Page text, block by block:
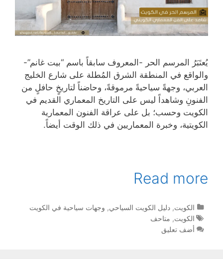
يُعتَبَرُ المرسم الحر -المعروف سابقاً باسم “بيت غانم”-
والواقع في المنطقة الشرق المُطلة على شارع الخليج
العربي، وجهةً سياحيةً مرموقةً، وحاضناً لتاريخٍ حافلٍ من
الفنونِ وشاهداً ليس على التاريخ المعماري القديم في
الكويت وحسب؛ بل على عراقة الفنون المعمارية
الكويتية، وخبرة المعماريين في ذلك الوقت أيضاً.
Read more
التصنيفات
الكويت, دليل الكويت السياحي, وجهات سياحية في الكويت
الوسوم
الكويت, متاحف
أضف تعليق